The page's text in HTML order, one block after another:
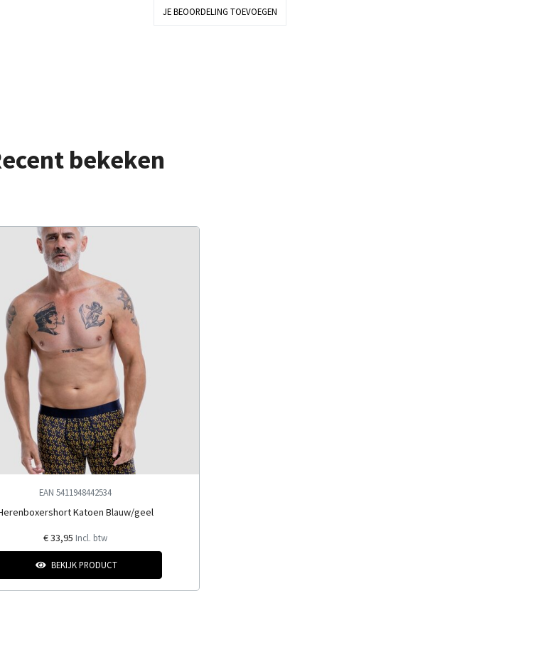
JE BEOORDELING TOEVOEGEN
bekeken
EAN 5411948442534
Katoen Blauw/geel
€ 33,95 Incl. btw
BEKIJK PRODUCT